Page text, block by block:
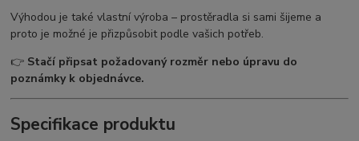
Výhodou je také vlastní výroba – prostěradla si sami šijeme a
proto je možné je přizpůsobit podle vašich potřeb.
👉 Stačí připsat požadovaný rozměr nebo úpravu do
poznámky k objednávce.
Specifikace produktu